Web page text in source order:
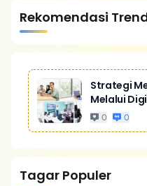
Rekomendasi
Strategi
Melalui
Bisnis
0 0
Tagar Populer